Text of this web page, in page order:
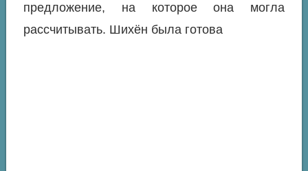
предложение, на которое она могла
рассчитывать. Шихён была готова